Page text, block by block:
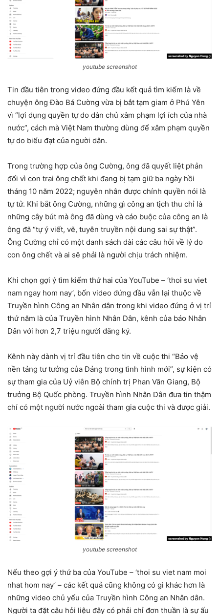
youtube screenshot
Tin đầu tiên trong video đứng đầu kết quả tìm kiếm là về
chuyện ông Đào Bá Cường vừa bị bắt tạm giam ở Phú Yên
vì “lợi dụng quyền tự do dân chủ xâm phạm lợi ích của nhà
nước”, cách mà Việt Nam thường dùng để xâm phạm quyền
tự do biểu đạt của người dân.
Trong trường hợp của ông Cường, ông đã quyết liệt phản
đối vì con trai ông chết khi đang bị tạm giữ ba ngày hồi
tháng 10 năm 2022; nguyên nhân được chính quyền nói là
tự tử. Khi bắt ông Cường, những gì công an tịch thu chỉ là
những cây bút mà ông đã dùng và cáo buộc của công an là
ông đã “tự ý viết, vẽ, tuyên truyền nội dung sai sự thật”.
Ông Cường chỉ có một danh sách dài các câu hỏi về lý do
con ông chết và ai sẽ phải là người chịu trách nhiệm.
Khi chọn gợi ý tìm kiếm thứ hai của YouTube – ‘thoi su viet
nam ngay hom nay’, bốn video đứng đầu vẫn lại thuộc về
Truyền hình Công an Nhân dân trong khi video đứng ở vị trí
thứ năm là của Truyền hình Nhân Dân, kênh của báo Nhân
Dân với hơn 2,7 triệu người đăng ký.
Kênh này dành vị trí đầu tiên cho tin về cuộc thi “Bảo vệ
nền tảng tư tưởng của Đảng trong tình hình mới”, sự kiện có
sự tham gia của Uỷ viên Bộ chính trị Phan Văn Giang, Bộ
trưởng Bộ Quốc phòng. Truyền hình Nhân Dân đưa tin thậm
chí có một người nước ngoài tham gia cuộc thi và được giải.
youtube screenshot
Nếu theo gợi ý thứ ba của YouTube – ‘thoi su viet nam moi
nhat hom nay’ – các kết quả cũng không có gì khác hơn là
những video chủ yếu của Truyền hình Công an Nhân dân.
Người ta đặt câu hỏi liệu đây có phải chỉ đơn thuần là sự ấu